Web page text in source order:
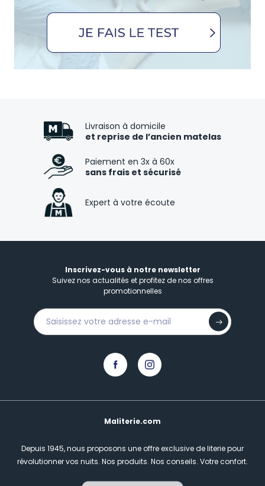
Livraison à domicile
et reprise de l’ancien matelas
Paiement en 3x à 60x
sans frais et sécurisé
Expert à votre écoute
Inscrivez-vous à notre newsletter
Suivez nos actualités et profitez de nos offres
promotionnelles
Maliterie.com
Depuis 1945, nous proposons une offre exclusive de literie pour
révolutionner vos nuits. Nos produits. Nos conseils. Votre confort.